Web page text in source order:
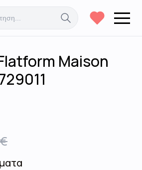
Maison
€